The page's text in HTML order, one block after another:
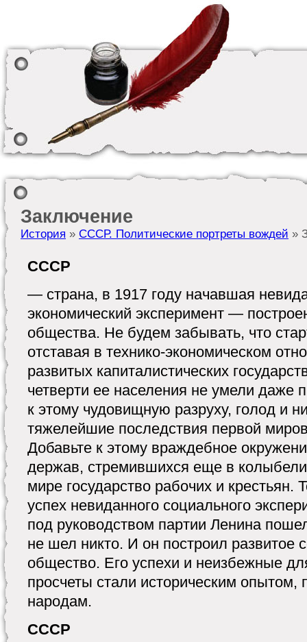
Заключение
История » СССР. Политические портреты вождей »
СССР
— страна, в 1917 году начавшая
экономический эксперимент —
общества. Не будем забывать, что
отставая в технико-экономическом
развитых капиталистических
четверти ее населения не умели даже
к этому чудовищную разруху, голод и
тяжелейшие последствия первой
Добавьте к этому враждебное
держав, стремившихся еще в
мире государство рабочих и крестьян.
успех невиданного социального
под руководством партии Ленина
не шел никто. И он построил развитое
общество. Его успехи и неизбежные
просчеты стали историческим опытом,
народам.
СССР